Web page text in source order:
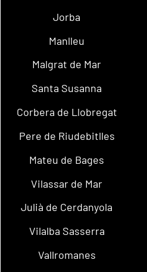
Jorba
Manlleu
Malgrat de Mar
Santa Susanna
Corbera de Llobregat
Pere de Riudebitlles
Mateu de Bages
Vilassar de Mar
Julià de Cerdanyola
Vilalba Sasserra
Vallromanes